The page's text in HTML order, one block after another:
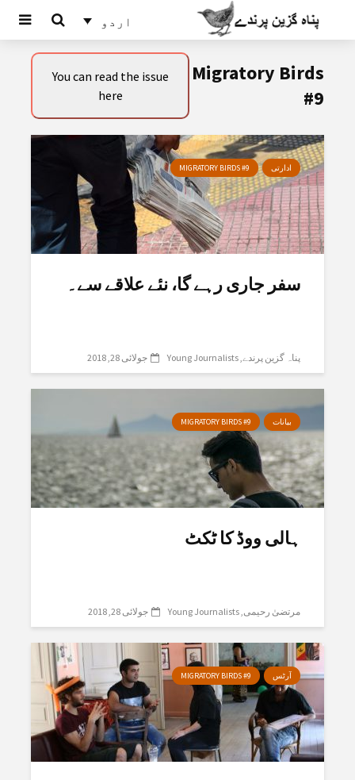
اردو
Migratory Birds
#9
You can read the issue
here
ادارتی MIGRATORY BIRDS #9
سفر جاری رہے گا، نئے علاقے سے۔
پناہ گزین پرندے Young Journalists جولائی 28, 2018
بیانات MIGRATORY BIRDS #9
ہالی ووڈ کا ٹکٹ
مرتضیٰ رحیمی Young Journalists جولائی 28, 2018
آرٹس MIGRATORY BIRDS #9